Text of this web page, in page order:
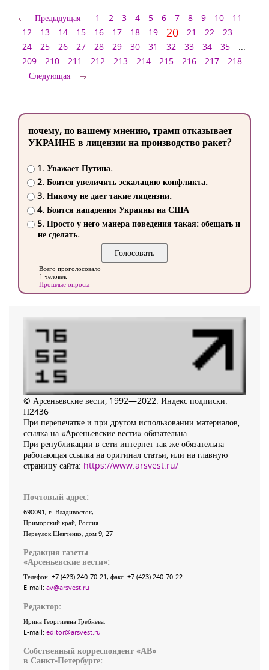
Предыдущая 1 2 3 4 5 6 7 8 9 10
11
12
13 14 15 16 17 18 19 20 21 22
23
24
25 26 27 28 29 30 31 32 33 34 35
...
209
210 211 212 213 214 215 216 217
218
Следующая
почему, по вашему мнению, трамп отказывает
УКРАИНЕ в лицензии на производство ракет?
1. Уважает Путина.
2. Боится увеличить эскалацию конфликта.
3. Никому не дает такие лицензии.
4. Боится нападения Украины на США
5. Просто у него манера поведения такая: обещать и
не сделать.
Всего проголосовало
1 человек
Прошлые опросы
© Арсеньевские вести, 1992—2022. Индекс подписки:
П2436
При перепечатке и при другом использовании материалов,
ссылка на «Арсеньевские вести» обязательна.
При републикации в сети интернет так же обязательна
работающая ссылка на оригинал статьи, или на главную
страницу сайта: https://www.arsvest.ru/
Почтовый адрес:
690091, г. Владивосток,
Приморский край, Россия
Переулок Шевченко, дом 9, 27
Редакция газеты
«Арсеньевские вести»:
Телефон: +7 (423) 240-70-21, факс: +7 (423) 240-70-22
E-mail: av@arsvest.ru
Редактор:
Ирина Георгиевна Гребнёва,
E-mail: editor@arsvest.ru
Собственный корреспондент «АВ»
в Санкт-Петербурге: